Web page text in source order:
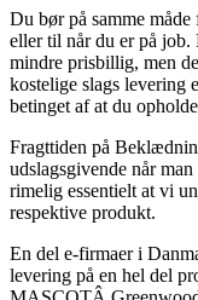
Du bør på samme
eller til når du er på
mindre prisbillig, men
kostelige slags levering
betinget af at du
Fragttiden på
udslagsgivende når
rimelig essentielt at vi
respektive produkt.
En del e-firmaer i
levering på en hel del